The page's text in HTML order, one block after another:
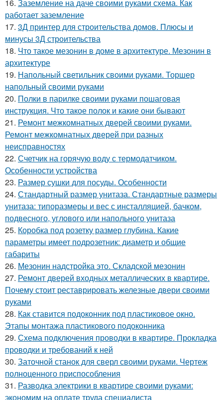
16. Заземление на даче своими руками схема. Как
работает заземление
17. 3Д принтер для строительства домов. Плюсы и
минусы 3Д строительства
18. Что такое мезонин в доме в архитектуре. Мезонин в
архитектуре
19. Напольный светильник своими руками. Торшер
напольный своими руками
20. Полки в парилке своими руками пошаговая
инструкция. Что такое полок и какие они бывают
21. Ремонт межкомнатных дверей своими руками.
Ремонт межкомнатных дверей при разных
неисправностях
22. Счетчик на горячую воду с термодатчиком.
Особенности устройства
23. Размер сушки для посуды. Особенности
24. Стандартный размер унитаза. Стандартные размеры
унитаза: типоразмеры и вес с инсталляцией, бачком,
подвесного, углового или напольного унитаза
25. Коробка под розетку размер глубина. Какие
параметры имеет подрозетник: диаметр и общие
габариты
26. Мезонин надстройка это. Складской мезонин
27. Ремонт дверей входных металлических в квартире.
Почему стоит реставрировать железные двери своими
руками
28. Как ставится подоконник под пластиковое окно.
Этапы монтажа пластикового подоконника
29. Схема подключения проводки в квартире. Прокладка
проводки и требований к ней
30. Заточной станок для сверл своими руками. Чертеж
полноценного приспособления
31. Разводка электрики в квартире своими руками:
экономим на оплате труда специалиста